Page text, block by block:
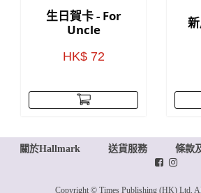
生日賀卡 - For
Uncle
HK$ 72
關於Hallmark 送貨服務 條款
Copyright © Times Publishing (HK) Ltd.